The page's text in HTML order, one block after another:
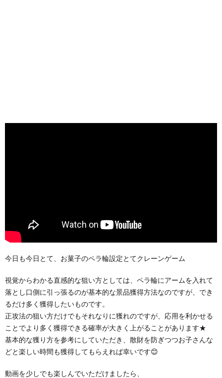
今日も今日とて、お菓子のペラ輪設定とてクレーンゲーム
視覚からわかる直感的な狙い方としては、ペラ輪にアームを入れて
落とし口側に引っ張るのが基本的な景品獲得方法なのですが、でき
るだけ多く獲得したいものです。
正攻法の狙い方だけでもそれなりに獲れのですが、応用を利かせる
ことでより多く獲得できる確率が大きく上がることがあります★
基本的な獲り方を参考にしていただき、散財を防ぎつつお子さんな
どと楽しい時間も獲得してもらえれば幸いです😊
動画を少しでも楽しんでいただけましたら、